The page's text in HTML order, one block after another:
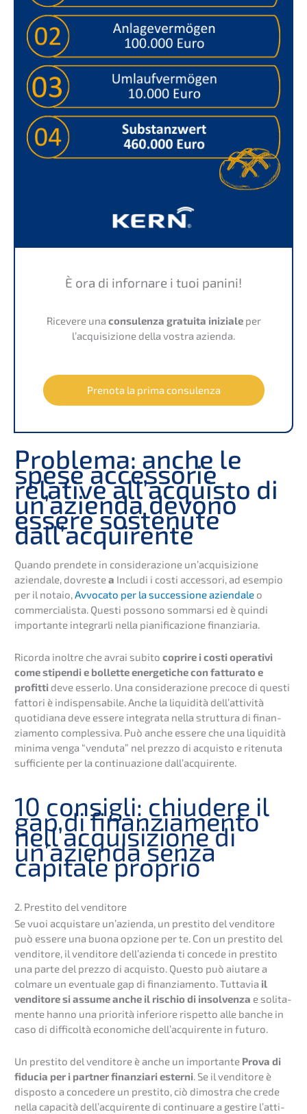
È ora di infornare i tuoi panini!
Riceve­re una consu­len­za gratui­ta inizia­leper
l’acqui­si­zio­ne della vostra azienda.
Preno­ta la prima consulenza
Proble­ma: anche le
spese access­orie
relati­ve all’ac­quis­to di
un’azi­en­da devono
essere sostenute
dall’acquirente
Quando prende­te in conside­ra­zio­ne un’ac­qui­si­zio­ne
aziend­a­le, dovres­tea Includi i costi acces­so­ri, ad esempio
per il notaio,Avvoca­to per la succes­sio­ne aziend­a­le o
commer­cia­lis­ta. Questi posso­no sommar­si ed è quindi
importan­te integrar­li nella piani­fi­ca­zio­ne finanziaria.
Ricorda inolt­re che avrai subito copri­re i costi opera­ti­vi
come stipen­di e bollet­te energe­ti­che con fattu­ra­to e
profit­ti deve esser­lo. Una conside­ra­zio­ne preco­ce di questi
fatto­ri è indis­pensa­bi­le. Anche la liqui­di­tà dell’at­ti­vi­tà
quoti­dia­na deve essere integra­ta nella strut­tu­ra di finan­
zia­men­to comples­si­va. Può anche essere che una liqui­di­tà
minima venga “vendu­ta” nel prezzo di acquis­to e ritenu­ta
suffi­ci­en­te per la conti­nu­a­zio­ne dall’acquirente.
10 consig­li: chiude­re il
gap di finan­zia­men­to
nell’ac­qui­si­zio­ne di
un’azi­en­da senza
capita­le proprio
2. Presti­to del venditore
Se vuoi acquis­ta­re un’azi­en­da, un presti­to del vendito­re
può essere una buona opzio­ne per te. Con un presti­to del
vendito­re, il vendito­re dell’a­zi­en­da ti conce­de in presti­to
una parte del prezzo di acquis­to. Questo può aiuta­re a
colma­re un eventua­le gap di finan­zia­men­to. Tutta­via il
vendito­re si assume anche il rischio di insol­ven­za e solita­
men­te hanno una priori­tà inferio­re rispet­to alle banche in
caso di diffi­col­tà econo­mic­he dell’ac­qui­ren­te in futuro.
Un presti­to del vendito­re è anche un importan­te Prova di
fiducia per i partner finan­zia­ri ester­ni. Se il vendito­re è
dispos­to a conce­de­re un presti­to, ciò dimos­tra che crede
nella capaci­tà dell’ac­qui­ren­te di conti­nu­are a gesti­re l’atti­